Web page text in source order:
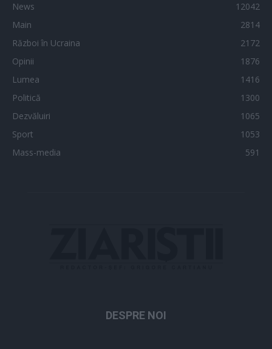
News
12042
Main
2814
Război în Ucraina
2172
Opinii
1876
Lumea
1416
Politică
1300
Dezvăluiri
1065
Sport
1053
Mass-media
591
DESPRE NOI